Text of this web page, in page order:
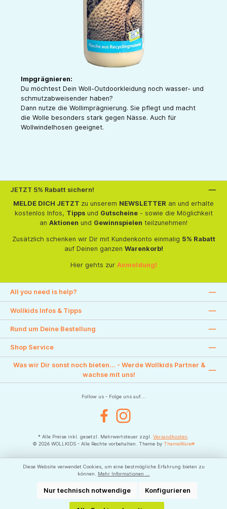
Impgrägnieren:
Du möchtest Dein Woll-Outdoorkleidung noch wasser- und
schmutzabweisender haben?
Dann nutze die Wollimprägnierung. Sie pflegt und macht
die Wolle besonders stark gegen Nässe. Auch für
Wollwindelhosen geeignet.
JETZT 5% Rabatt sichern!
MELDE DICH JETZT zu unserem NEWSLETTER an und erhalte
kostenlos Infos, Tippsund Gutscheine- sowie die Möglichkeit
an Aktionen und Gewinnspielen teilzunehmen!
Zusätzlich schenken wir Dir mit Kundenkonto einmalig 5% Rabatt
auf Deinen ganzen Warenkorb!
Hier gehts zur Anmeldung!
All you need is help?
Wollkids Infos & Tipps
Rund um Deine Bestellung
Shop Service
Was wir Dir sonst noch bieten... - Werde Wollkids Partner &
wachse mit uns!
Follow us - Folge uns auf....
FacebookInstagram
* Alle Preise inkl. gesetzl. Mehrwertsteuer zzgl. Versandkosten
© 2026 WOLLKIDS - Alle Rechte vorbehalten. Theme by ThemeWare®
Diese Website verwendet Cookies, um eine bestmögliche Erfahrung bieten zu
können.
Mehr Informationen ...
Nur technisch notwendige Konfigurieren